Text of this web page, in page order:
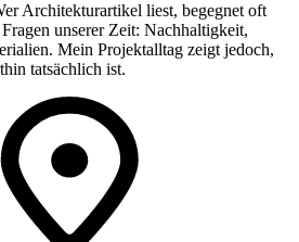
Architekturartikel liest, begegnet oft
unserer Zeit: Nachhaltigkeit,
Mein Projektalltag zeigt jedoch,
tatsächlich ist.